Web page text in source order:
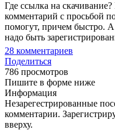
Где ссылка на
комментарий с просьбой
помогут, причем быстро.
надо быть
28 комментариев
Поделиться
786 просмотров
Пишите в форме ниже
Информация
Незарегестрированные
комментарии.
вверху.